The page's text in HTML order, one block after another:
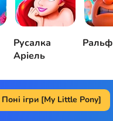
Русалка
Аріель
Ральф
ігри [My Little Pony]